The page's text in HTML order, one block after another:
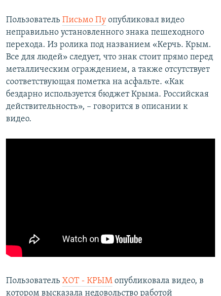
Пользователь Письмо Пу опубликовал видео
неправильно установленного знака пешеходного
перехода. Из ролика под названием «Керчь. Крым.
Все для людей» следует, что знак стоит прямо перед
металлическим ограждением, а также отсутствует
соответствующая пометка на асфальте. «Как
бездарно используется бюджет Крыма. Российская
действительность», – говорится в описании к
видео.
Пользователь ХОТ - КРЫМ опубликовала видео, в
котором высказала недовольство работой